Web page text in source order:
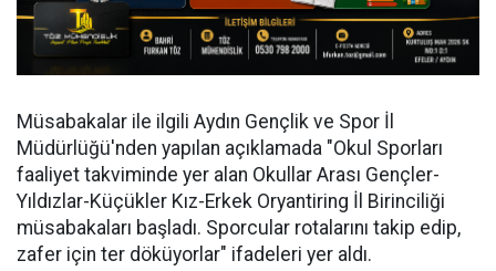
Müsabakalar ile ilgili Aydın Gençlik ve Spor İl
Müdürlüğü'nden yapılan açıklamada "Okul Sporları
faaliyet takviminde yer alan Okullar Arası Gençler-
Yıldızlar-Küçükler Kız-Erkek Oryantiring İl Birinciliği
müsabakaları başladı. Sporcular rotalarını takip edip,
zafer için ter döküyorlar" ifadeleri yer aldı.